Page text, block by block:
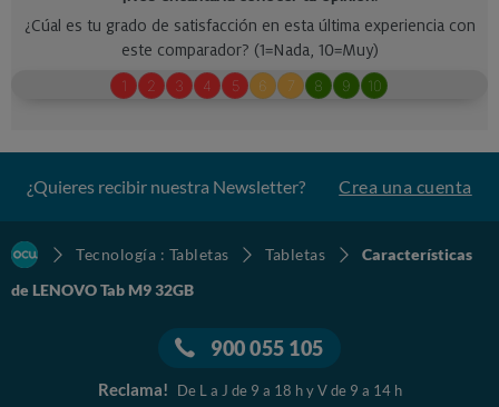
¿Quieres recibir nuestra Newsletter? Crea una cuenta
Tecnología : Tabletas Tabletas
Características
de LENOVO Tab M9 32GB
900 055 105
Reclama! De L a J de 9 a 18 h y V de 9 a 14 h